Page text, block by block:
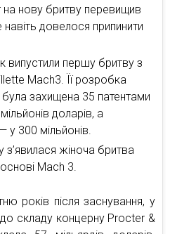
нову бритву перевищив
навіть довелося припинити
випустили першу бритву з
Mach3. Її розробка
була захищена 35 патентами
доларів, а
у 300 мільйонів.
з’явилася жіноча бритва
Mach 3.
років після заснування, у
складу концерну Procter &